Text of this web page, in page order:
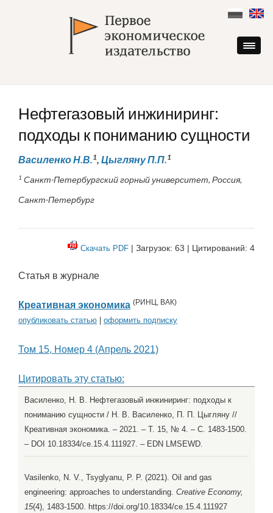
content
Нефтегазовый инжиниринг:
подходы к пониманию сущности
Василенко Н.В.1, Цыгляну П.П.1
1 Санкт-Петербургский горный университет, Россия,
Санкт-Петербург
Скачать PDF | Загрузок: 63 | Цитирований: 4
Статья в журнале
Креативная экономика (РИНЦ, ВАК)
опубликовать статью оформить подписку
Том 15, Номер 4 (Апрель 2021)
Цитировать эту статью:
Василенко, Н. В. Нефтегазовый инжиниринг: подходы к
пониманию сущности / Н. В. Василенко, П. П. Цыгляну //
Креативная экономика. – 2021. – Т. 15, № 4. – С. 1483-1500.
– DOI 10.18334/ce.15.4.111927. – EDN LMSEWD.
Vasilenko, N. V., Tsyglyanu, P. P. (2021). Oil and gas
engineering: approaches to understanding. Creative Economy,
15(4), 1483-1500. https://doi.org/10.18334/ce.15.4.111927